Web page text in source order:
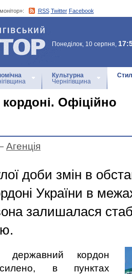
RSS Twitter Facebook
монітор»
Понеділок, 10 серпня,
Культурна
Чернігівщина
Офіційно
Агенцiя
доби змін в
України в
залишалася
державний кордон
в пунктах